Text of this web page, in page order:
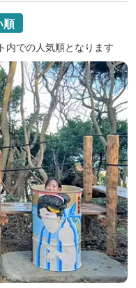
順
内での人気順となります